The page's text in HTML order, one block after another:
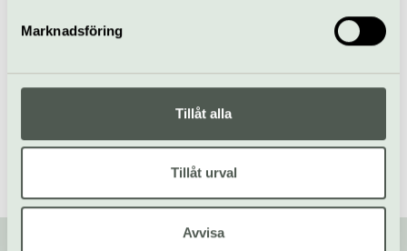
Marknadsföring
Tillåt alla
Tillåt urval
Avvisa
Ta mig till startsidan